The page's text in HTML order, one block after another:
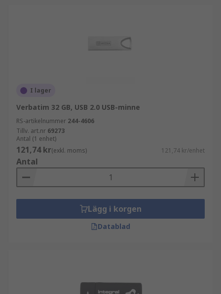
I lager
Verbatim 32 GB, USB 2.0 USB-minne
RS-artikelnummer 244-4606
Tillv. art.nr 69273
Antal (1 enhet)
121,74 kr(exkl. moms) 121,74 kr/enhet
Antal
Lägg i korgen
Datablad